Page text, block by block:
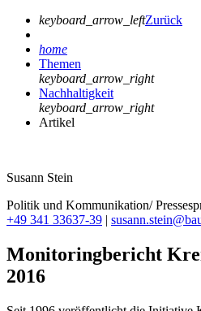
keyboard_arrow_leftZurück
home
Themen
keyboard_arrow_right
Nachhaltigkeit
keyboard_arrow_right
Artikel
Susann Stein
Politik und Kommunikation/
+49 341 33637-39 |
Monitoringbericht
2016